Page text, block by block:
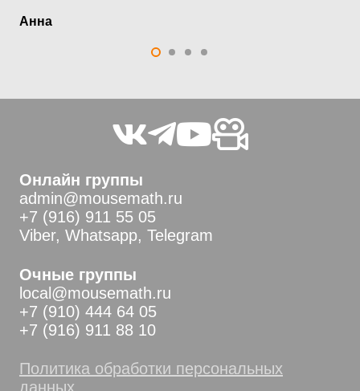
Анна
Онлайн группы
admin@mousemath.ru
+7 (916) 911 55 05
Viber, Whatsapp, Telegram
Очные группы
local@mousemath.ru
+7 (910) 444 64 05
+7 (916) 911 88 10
Политика обработки персональных
данных.